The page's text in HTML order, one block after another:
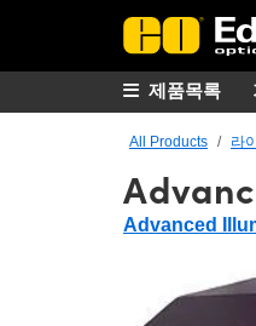
제품목록
All Products 라
Advanced